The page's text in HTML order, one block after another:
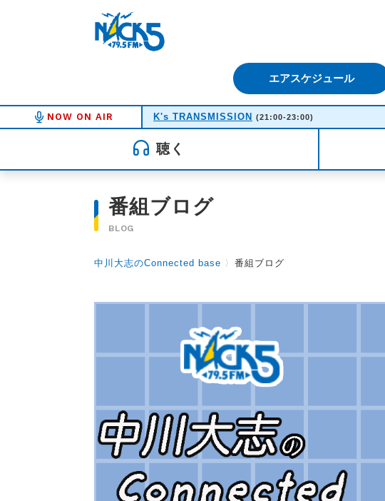
エアスケジュール
NOW ON AIR K's TRANSMISSION (21:00-23:00)
聴く
番組ブログ
BLOG
中川大志のConnected base 〉 番組ブログ